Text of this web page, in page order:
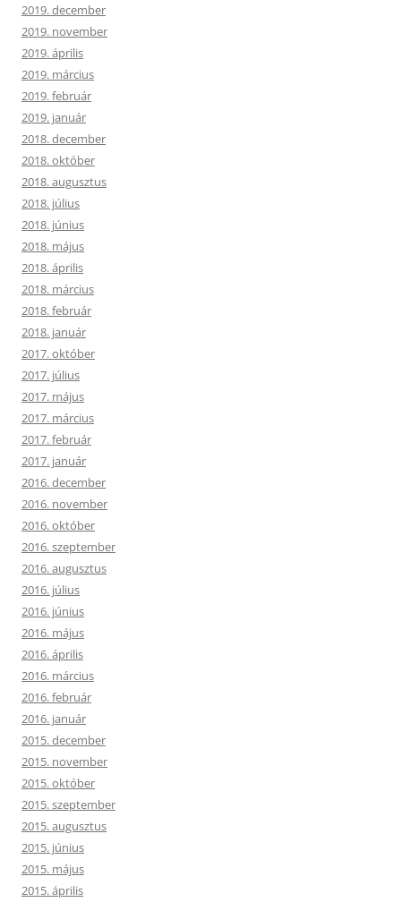
2019. december
2019. november
2019. április
2019. március
2019. február
2019. január
2018. december
2018. október
2018. augusztus
2018. július
2018. június
2018. május
2018. április
2018. március
2018. február
2018. január
2017. október
2017. július
2017. május
2017. március
2017. február
2017. január
2016. december
2016. november
2016. október
2016. szeptember
2016. augusztus
2016. július
2016. június
2016. május
2016. április
2016. március
2016. február
2016. január
2015. december
2015. november
2015. október
2015. szeptember
2015. augusztus
2015. június
2015. május
2015. április